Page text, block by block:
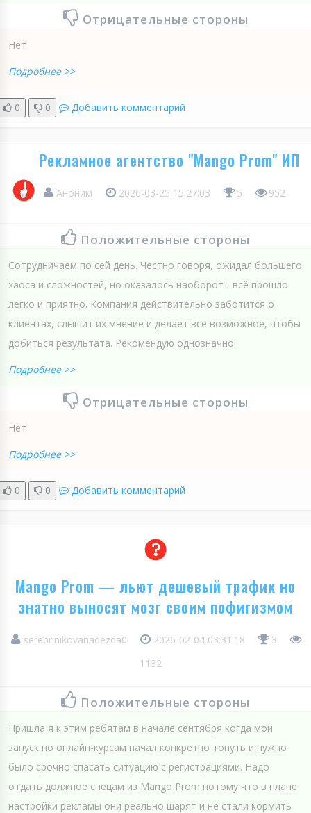
Отрицательные стороны
Нет
Подробнее >>
0 0 Добавить комментарий
Рекламное агентство "Mango Prom" ИП
Аноним 2026-03-25 15:27:03 5 952
Положительные стороны
Сотрудничаем по сей день. Честно говоря, ожидал большего
хаоса и сложностей, но оказалось наоборот - всё прошло
легко и приятно. Компания действительно заботится о
клиентах, слышит их мнение и делает всё возможное, чтобы
добиться результата. Рекомендую однозначно!
Подробнее >>
Отрицательные стороны
Нет
Подробнее >>
0 0 Добавить комментарий
Mango Prom — льют дешевый трафик но
знатно выносят мозг своим пофигизмом
serebrinikovanadezda0 2026-02-04 03:31:18
3
1132
Положительные стороны
Пришла я к этим ребятам в начале сентября когда мой
запуск по онлайн-курсам начал конкретно тонуть и нужно
было срочно спасать ситуацию с регистрациями. Надо
отдать должное спецам из Mango Prom потому что в плане
настройки рекламы они реально шарят и не стали кормить